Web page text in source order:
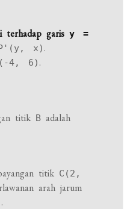
terhadap garisy =
x) .
4, 6) .
titik B adalah
titik C(2,
arah jarum
.